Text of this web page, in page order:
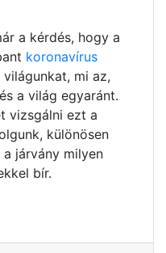
a kérdés, hogy a
koronavírus
mi az,
a világ egyaránt.
vizsgálni ezt a
különösen
járvány milyen
bír.